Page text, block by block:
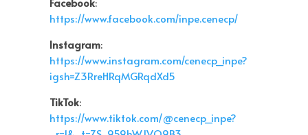
https://www.facebook.com/inpe.cenecp/
Instagram:
https://www.instagram.com/cenecp_inpe?
igsh=Z3RreHRqMGRqdXd5
TikTok:
https://www.tiktok.com/@cenecp_inpe?